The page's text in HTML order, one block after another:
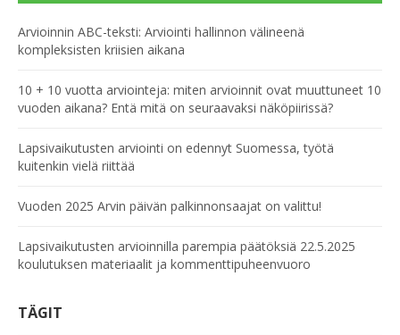
Arvioinnin ABC-teksti: Arviointi hallinnon välineenä
kompleksisten kriisien aikana
10 + 10 vuotta arviointeja: miten arvioinnit ovat muuttuneet 10
vuoden aikana? Entä mitä on seuraavaksi näköpiirissä?
Lapsivaikutusten arviointi on edennyt Suomessa, työtä
kuitenkin vielä riittää
Vuoden 2025 Arvin päivän palkinnonsaajat on valittu!
Lapsivaikutusten arvioinnilla parempia päätöksiä 22.5.2025
koulutuksen materiaalit ja kommenttipuheenvuoro
TÄGIT